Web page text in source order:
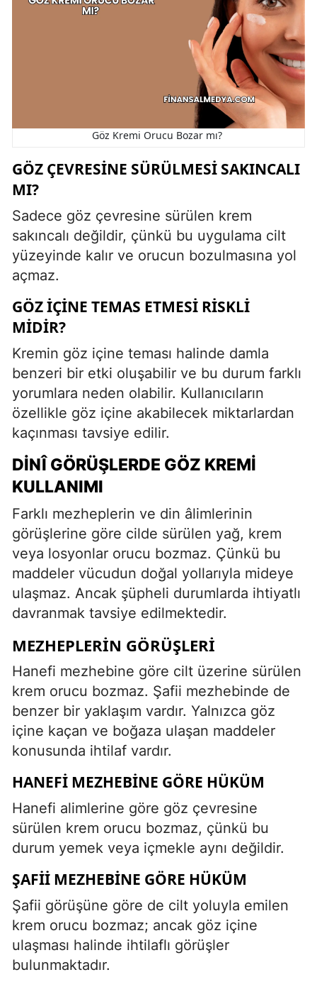
Göz Kremi Orucu Bozar mı?
GÖZ ÇEVRESINE SÜRÜLMESI SAKINCALI
MI?
Sadece göz çevresine sürülen krem
sakıncalı değildir, çünkü bu uygulama cilt
yüzeyinde kalır ve orucun bozulmasına yol
açmaz.
GÖZ İÇINE TEMAS ETMESI RISKLI
MIDIR?
Kremin göz içine teması halinde damla
benzeri bir etki oluşabilir ve bu durum farklı
yorumlara neden olabilir. Kullanıcıların
özellikle göz içine akabilecek miktarlardan
kaçınması tavsiye edilir.
DINÎ GÖRÜŞLERDE GÖZ KREMI
KULLANIMI
Farklı mezheplerin ve din âlimlerinin
görüşlerine göre cilde sürülen yağ, krem
veya losyonlar orucu bozmaz. Çünkü bu
maddeler vücudun doğal yollarıyla mideye
ulaşmaz. Ancak şüpheli durumlarda ihtiyatlı
davranmak tavsiye edilmektedir.
MEZHEPLERIN GÖRÜŞLERI
Hanefi mezhebine göre cilt üzerine sürülen
krem orucu bozmaz. Şafii mezhebinde de
benzer bir yaklaşım vardır. Yalnızca göz
içine kaçan ve boğaza ulaşan maddeler
konusunda ihtilaf vardır.
HANEFI MEZHEBINE GÖRE HÜKÜM
Hanefi alimlerine göre göz çevresine
sürülen krem orucu bozmaz, çünkü bu
durum yemek veya içmekle aynı değildir.
ŞAFII MEZHEBINE GÖRE HÜKÜM
Şafii görüşüne göre de cilt yoluyla emilen
krem orucu bozmaz; ancak göz içine
ulaşması halinde ihtilaflı görüşler
bulunmaktadır.